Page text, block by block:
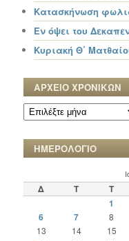
Κατασκήνωση
Εν όψει του
Κυριακή Θ΄
ΑΡΧΕΙΟ ΧΡΟΝΙΚΩΝ
ΑΡΧΕΙΟ
ΧΡΟΝΙΚΩΝ
ΗΜΕΡΟΛΟΓΙΟ
Δ Τ Τ
1
6
7 8
13 14 15